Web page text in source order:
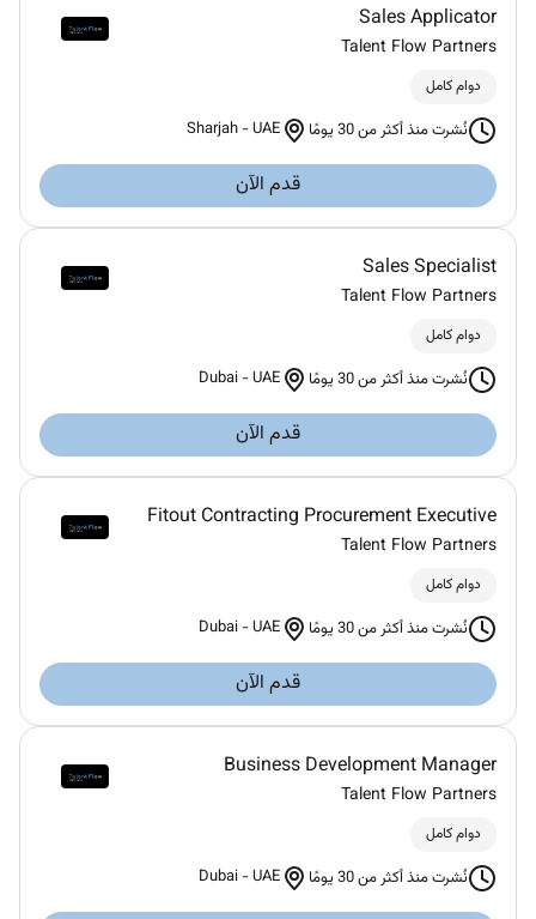
Sales Applicator
Talent Flow Partners
دوام كامل
نُشرت منذ أكثر من 30 يومًا Sharjah -UAE
قدم الآن
Sales Specialist
Talent Flow Partners
دوام كامل
نُشرت منذ أكثر من 30 يومًا Dubai -UAE
قدم الآن
Fitout Contracting Procurement Executive
Talent Flow Partners
دوام كامل
نُشرت منذ أكثر من 30 يومًا Dubai -UAE
قدم الآن
Business Development Manager
Talent Flow Partners
دوام كامل
نُشرت منذ أكثر من 30 يومًا Dubai -UAE